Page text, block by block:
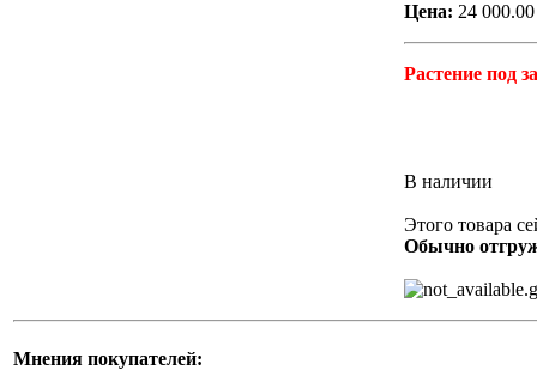
Цена: 24
Растение под
В наличии
Этого товара
Обычно
Мнения покупателей: